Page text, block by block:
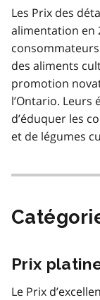
Les Prix des
alimentation en
des aliments
promotion
l’Ontario.
d’éduquer les
et de légumes
Prix
Le Prix